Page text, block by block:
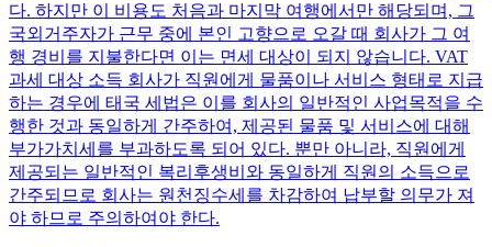
다. 하지만 이 비용도 처음과 마지막 여행에서만 해당되며, 그
국외거주자가 근무 중에 본인 고향으로 오갈 때 회사가 그 여
행 경비를 지불한다면 이는 면세 대상이 되지 않습니다. VAT
과세 대상 소득 회사가 직원에게 물품이나 서비스 형태로 지급
하는 경우에 태국 세법은 이를 회사의 일반적인 사업목적을 수
행한 것과 동일하게 간주하여, 제공된 물품 및 서비스에 대해
부가가치세를 부과하도록 되어 있다. 뿐만 아니라, 직원에게
제공되는 일반적인 복리후생비와 동일하게 직원의 소득으로
간주되므로 회사는 원천징수세를 차감하여 납부할 의무가 져
야 하므로 주의하여야 한다.